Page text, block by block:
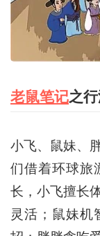
老鼠笔记之
小飞、鼠妹、
们借着环球旅
长，小飞擅长
灵活；鼠妹机